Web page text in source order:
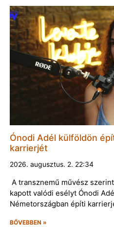
Ónodi Adél külföldön
karrierjét
2026. augusztus. 2. 22:34
A transznemű művész
kapott valódi esélyt Ónodi
Németországban építi
BŐVEBBEN »